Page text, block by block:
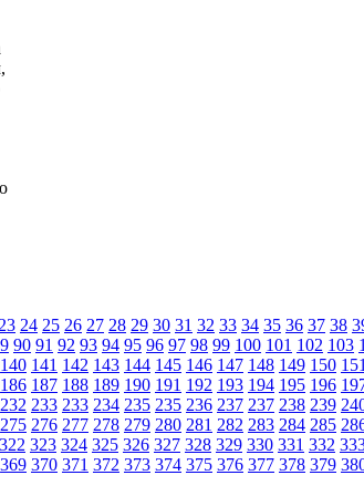
23 24 25 26 27 28 29 30 31 32 33 34 35 36 37 38
90 91 92 93 94 95 96 97 98 99 100 101 102 103
140 141 142 143 144 145 146 147 148 149 150 151
186 187 188 189 190 191 192 193 194 195 196
232 233 233 234 235 235 236 237 237 238 239
275 276 277 278 279 280 281 282 283 284 285
322 323 324 325 326 327 328 329 330 331 332
369 370 371 372 373 374 375 376 377 378 379